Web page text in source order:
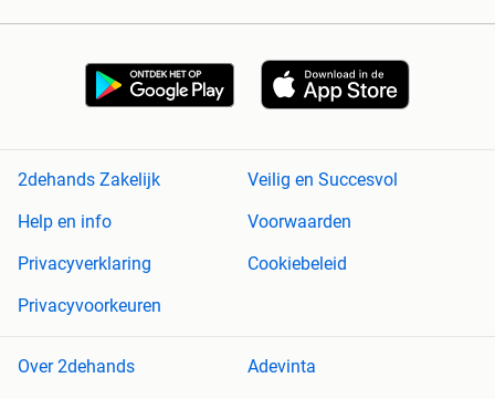
2dehands Zakelijk
Veilig en Succesvol
Help en info
Voorwaarden
Privacyverklaring
Cookiebeleid
Privacyvoorkeuren
Over 2dehands
Adevinta